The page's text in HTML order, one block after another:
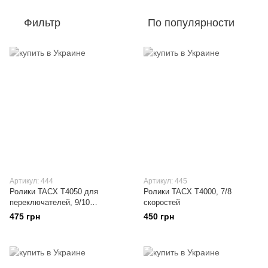
Фильтр По популярности
Артикул: 444
Ролики TACX T4050 для
переключателей, 9/10
скоростей
475 грн
Артикул: 445
Ролики TACX T4000, 7/8
скоростей
450 грн